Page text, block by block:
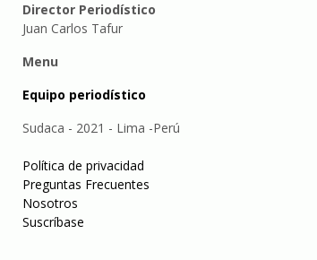
Director Periodístico
Juan Carlos Tafur
Menu
Equipo periodístico
Sudaca - 2021 - Lima -Perú
Política de privacidad
Preguntas Frecuentes
Nosotros
Suscríbase